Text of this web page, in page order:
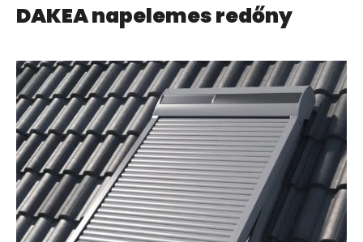
DAKEA napelemes redőny